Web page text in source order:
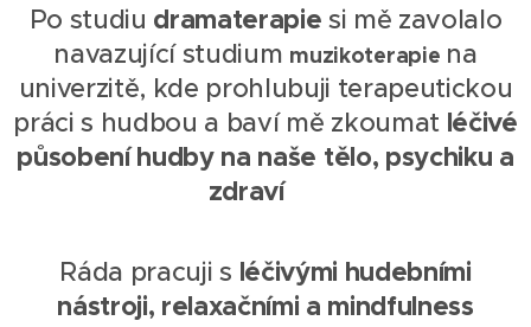
Po studiu dramaterapie si mě zavolalo
navazující studium muzikoterapie na
univerzitě, kde prohlubuji terapeutickou
práci s hudbou a baví mě zkoumat léčivé
působení hudby na naše tělo, psychiku a
zdraví
Ráda pracuji s léčivými hudebními
nástroji, relaxačními a mindfulness